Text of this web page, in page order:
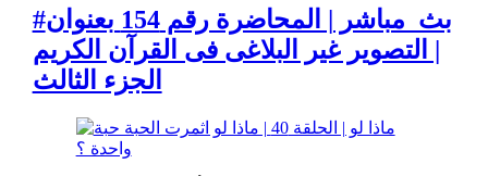
#بث_مباشر | المحاضرة رقم 154 بعنوان
| التصوير غير البلاغى فى القرآن الكريم
الجزء الثالث